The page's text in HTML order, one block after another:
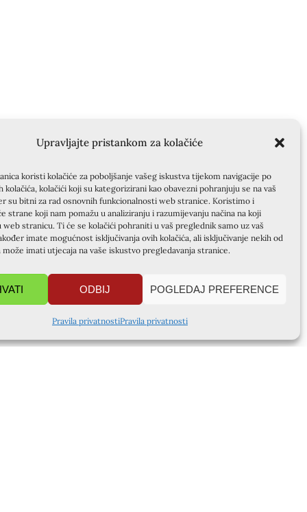
Upravljajte pristankom za kolačiće
koristi kolačiće za poboljšanje vašeg iskustva tijekom navigacije po
kolačića, kolačići koji su kategorizirani kao obavezni pohranjuju se na vaš
su bitni za rad osnovnih funkcionalnosti web stranice. Koristimo i
strane koji nam pomažu u analiziranju i razumijevanju načina na koji
stranicu. Ti će se kolačići pohraniti u vaš preglednik samo uz vaš
imate mogućnost isključivanja ovih kolačića, ali isključivanje nekih od
može imati utjecaja na vaše iskustvo pregledavanja stranice.
ODBIJ POGLEDAJ PREFERENCE
Pravila privatnostiPravila privatnosti